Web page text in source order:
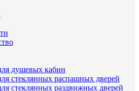
душевых кабин
стеклянных распашных дверей
стеклянных раздвижных дверей